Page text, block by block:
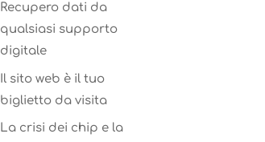
Recupero dati da
qualsiasi supporto
digitale
Il sito web è il tuo
biglietto da visita
La crisi dei chip e la